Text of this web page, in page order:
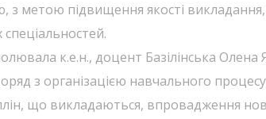
метою підвищення якості викладання,
спеціальностей.
к.е.н., доцент Базілінська
з організацією навчального
що викладаються, впровадження